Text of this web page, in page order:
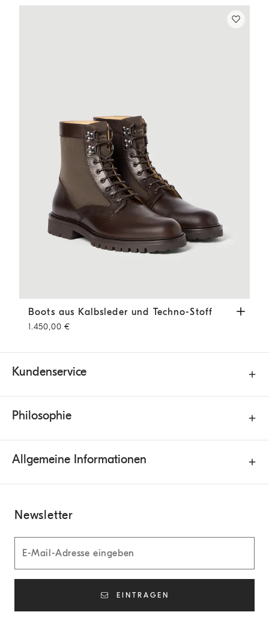
Boots aus Kalbsleder und Techno-Stoff Kaffee
Boots aus Kalbsleder und Techno-Stoff
1.450,00 €
Kundenservice
Philosophie
Allgemeine Informationen
Newsletter
EINTRAGEN